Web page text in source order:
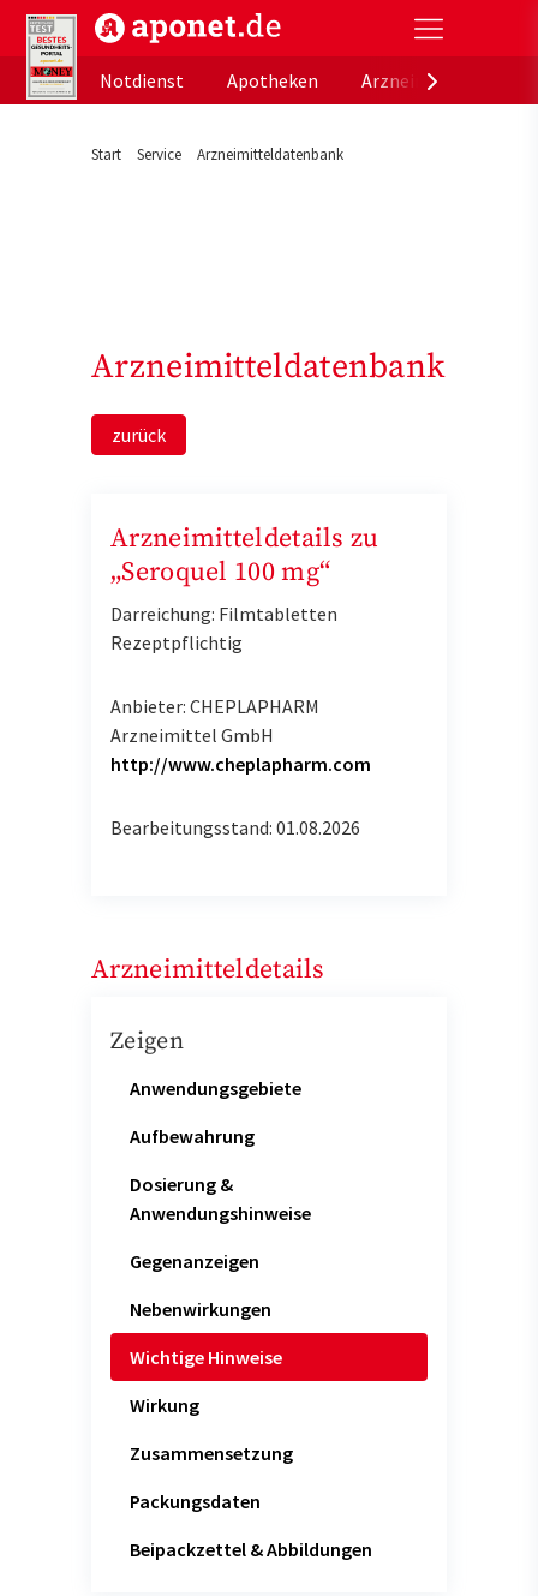
aponet.de - Das offizielle Gesundheitsportal der
Notdienst
Apotheken
Start Service Arzneimitteldatenbank
Arzneimitteldatenbank
zurück
Arzneimitteldetails zu
„Seroquel 100 mg“
Darreichung: Filmtabletten
Rezeptpflichtig
Anbieter: CHEPLAPHARM
Arzneimittel GmbH
http://www.cheplapharm.com
Bearbeitungsstand: 01.08.2026
Arzneimitteldetails
Zeigen
Anwendungsgebiete
Aufbewahrung
Dosierung &
Anwendungshinweise
Gegenanzeigen
Nebenwirkungen
Wichtige Hinweise
Wirkung
Zusammensetzung
Packungsdaten
Beipackzettel & Abbildungen